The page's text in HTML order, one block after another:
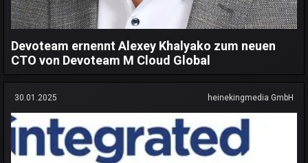
Devoteam ernennt Alexey Khalyako zum neuen
CTO von Devoteam M Cloud Global
30.01.2025 heinekingmedia GmbH